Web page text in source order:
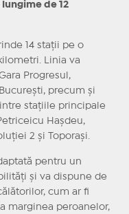
lungime de 12
14 stații pe o
Linia va
Progresul,
precum și
stațiile principale
Hașdeu,
2 și Toporași.
pentru un
și va dispune de
cum ar fi
marginea peroanelor,